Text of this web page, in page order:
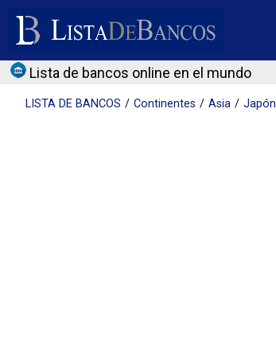
Lista de bancos online en el mundo
LISTA DE BANCOS Continentes Asia Japón